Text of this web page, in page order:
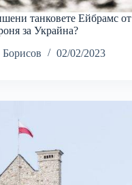
танковете Ейбрамс от
за Украйна?
Борисов
02/02/2023